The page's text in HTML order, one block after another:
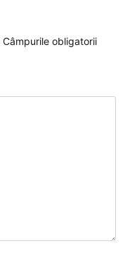
Câmpurile obligatorii